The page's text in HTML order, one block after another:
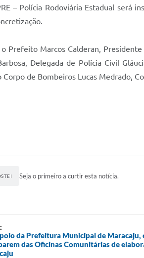
– Polícia Rodoviária Estadual será
Prefeito Marcos Calderan,
Delegada de Polícia Civil
de Bombeiros Lucas Medrado,
Seja o primeiro a curtir esta notícia.
da Prefeitura Municipal de Maracaju,
das Oficinas Comunitárias de